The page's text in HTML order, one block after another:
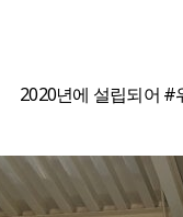
2020년에 설립되어 #